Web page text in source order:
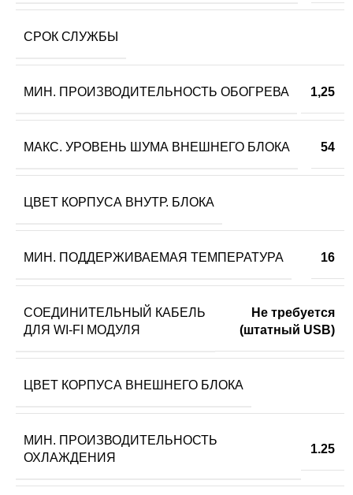
СРОК СЛУЖБЫ
МИН. ПРОИЗВОДИТЕЛЬНОСТЬ ОБОГРЕВА 1,25
МАКС. УРОВЕНЬ ШУМА ВНЕШНЕГО БЛОКА 54
ЦВЕТ КОРПУСА ВНУТР. БЛОКА
МИН. ПОДДЕРЖИВАЕМАЯ ТЕМПЕРАТУРА 16
СОЕДИНИТЕЛЬНЫЙ КАБЕЛЬ
ДЛЯ WI-FI МОДУЛЯ
Не требуется
(штатный USB)
ЦВЕТ КОРПУСА ВНЕШНЕГО БЛОКА
МИН. ПРОИЗВОДИТЕЛЬНОСТЬ
ОХЛАЖДЕНИЯ
1.25